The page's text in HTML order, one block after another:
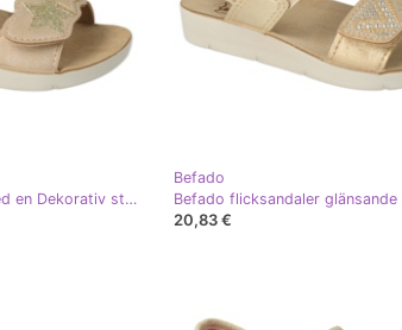
Befado barnsandaler med en Dekorativ stjärna 068Y004 beige och guld gyllene
Befado
20,83 €